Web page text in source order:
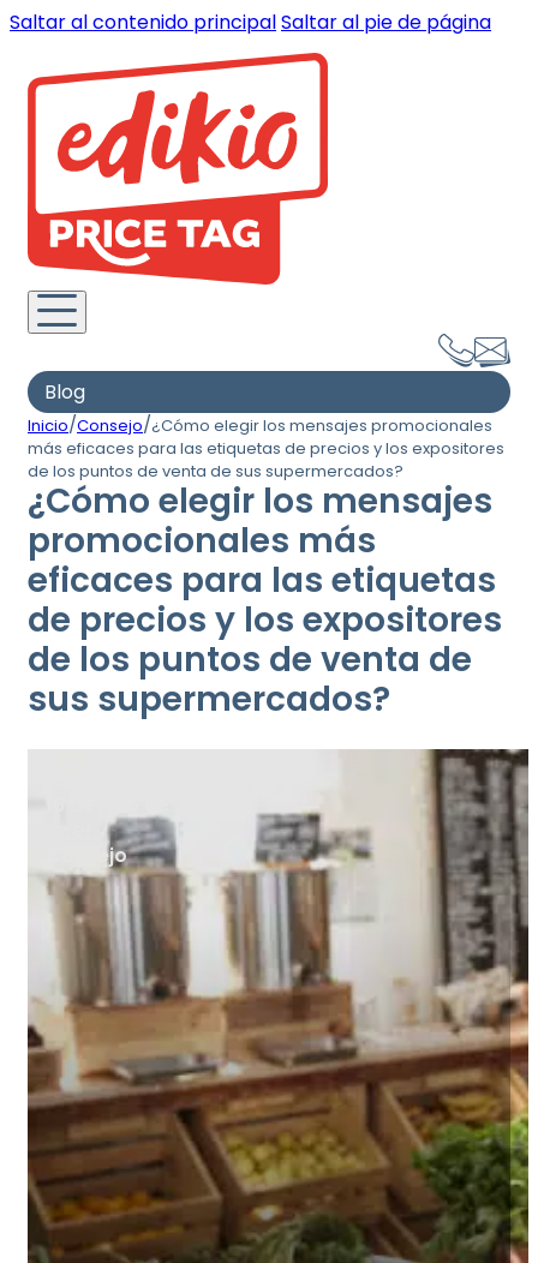
Saltar al contenido principalSaltar al pie de página
Blog
Inicio/Consejo/¿Cómo elegir los mensajes promocionales
más eficaces para las etiquetas de precios y los expositores
de los puntos de venta de sus supermercados?
¿Cómo elegir los mensajes
promocionales más
eficaces para las etiquetas
de precios y los expositores
de los puntos de venta de
sus supermercados?
Consejo